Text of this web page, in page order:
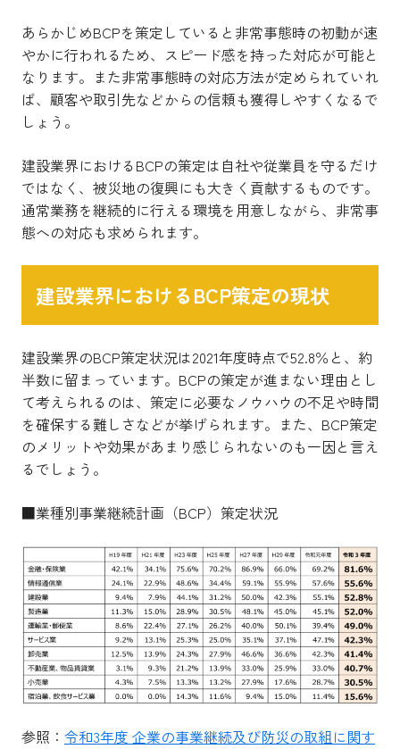
あらかじめBCPを策定していると非常事態時の初動が速
やかに行われるため、スピード感を持った対応が可能と
なります。また非常事態時の対応方法が定められていれ
ば、顧客や取引先などからの信頼も獲得しやすくなるで
しょう。
建設業界におけるBCPの策定は自社や従業員を守るだけ
ではなく、被災地の復興にも大きく貢献するものです。
通常業務を継続的に行える環境を用意しながら、非常事
態への対応も求められます。
建設業界におけるBCP策定の現状
建設業界のBCP策定状況は2021年度時点で52.8％と、約
半数に留まっています。BCPの策定が進まない理由とし
て考えられるのは、策定に必要なノウハウの不足や時間
を確保する難しさなどが挙げられます。また、BCP策定
のメリットや効果があまり感じられないのも一因と言え
るでしょう。
■業種別事業継続計画（BCP）策定状況
参照： 令和3年度 企業の事業継続及び防災の取組に関す